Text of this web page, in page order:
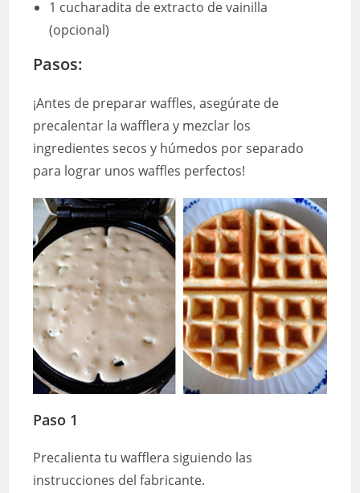
1 cucharadita de extracto de vainilla
(opcional)
Pasos:
¡Antes de preparar waffles, asegúrate de
precalentar la wafflera y mezclar los
ingredientes secos y húmedos por separado
para lograr unos waffles perfectos!
Paso 1
Precalienta tu wafflera siguiendo las
instrucciones del fabricante.